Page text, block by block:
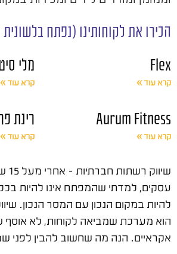
הכירו את לקוחותינו (נפתח
Flex
קרא עוד »
מלי
קרא עוד »
Aurum Fitness
קרא עוד »
רינת
קרא עוד »
עסקים, למדתי שהמפתח אינו להיות
להיות במקום הנכון עם המסר הנכון.
הוא מערכת שמביאה לקוחות, לא אוסף
אקראיים. הנה מה שחשוב להבין לפני